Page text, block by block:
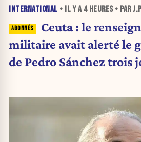
INTERNATIONAL • IL Y A 4 HEURES• PAR
Ceuta : le
militaire avait alerté le
de Pedro Sánchez trois